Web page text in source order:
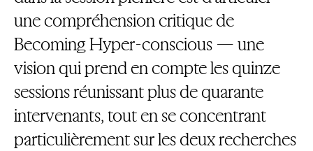
une compréhension critique de
Becoming Hyper-conscious — une
vision qui prend en compte les quinze
sessions réunissant plus de quarante
intervenants, tout en se concentrant
particulièrement sur les deux recherches